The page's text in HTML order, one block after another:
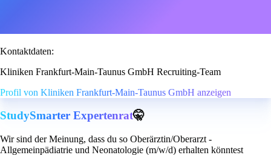
Kontaktdaten:
Kliniken Frankfurt-Main-Taunus GmbH Recruiting-Team
Profil von Kliniken Frankfurt-Main-Taunus GmbH anzeigen
StudySmarter Expertenrat🤫
Wir sind der Meinung, dass du so Oberärztin/Oberarzt -
Allgemeinpädiatrie und Neonatologie (m/w/d) erhalten könntest